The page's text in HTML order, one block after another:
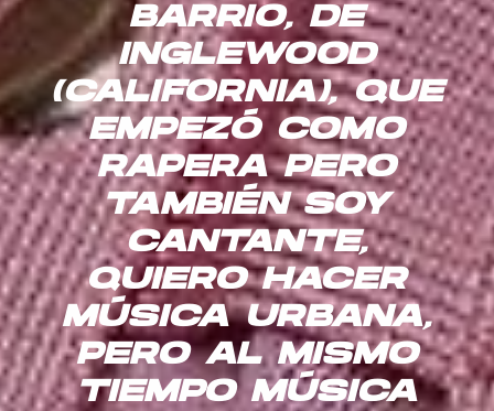
BARRIO, DE
INGLEWOOD
(CALIFORNIA), QUE
EMPEZÓ COMO
RAPERA PERO
TAMBIÉN SOY
CANTANTE,
QUIERO HACER
MÚSICA URBANA,
PERO AL MISMO
TIEMPO MÚSICA